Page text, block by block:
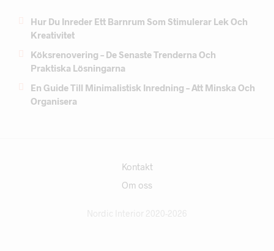
Hur Du Inreder Ett Barnrum Som Stimulerar Lek Och
Kreativitet
Köksrenovering – De Senaste Trenderna Och
Praktiska Lösningarna
En Guide Till Minimalistisk Inredning – Att Minska Och
Organisera
Kontakt
Om oss